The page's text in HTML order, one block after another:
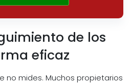
de los
eficaz
no mides. Muchos propietarios